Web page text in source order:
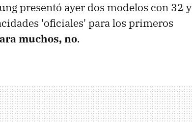
presentó ayer dos modelos con 32 y
'oficiales' para los primeros
muchos, no.